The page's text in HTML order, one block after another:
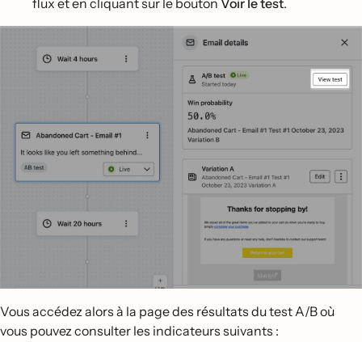
Vous accédez alors à la page des résultats du test A/B où
vous pouvez consulter les indicateurs suivants :